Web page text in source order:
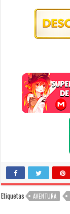
Etiquetas AVENTURA